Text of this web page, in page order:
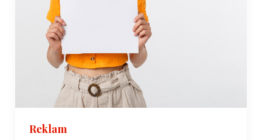
Reklam